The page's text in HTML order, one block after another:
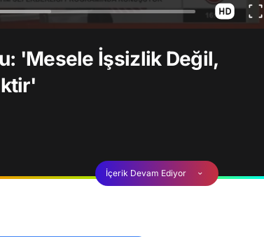
'Mesele İşsizlik Değil,
İçerik Devam Ediyor